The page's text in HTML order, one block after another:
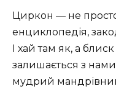
Циркон — не
енциклопедія,
І хай там як, а
залишається з нами
мудрий